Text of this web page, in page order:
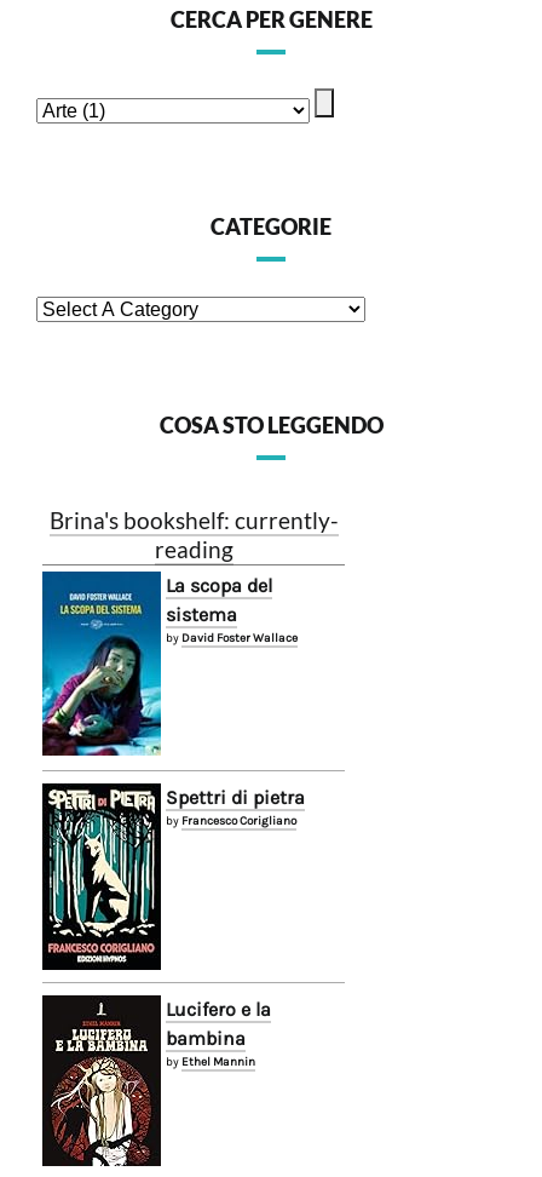
CERCA PER GENERE
CATEGORIE
COSA STO LEGGENDO
Brina's bookshelf: currently-
reading
La scopa del
sistema
by David Foster Wallace
Spettri di pietra
by Francesco Corigliano
Lucifero e la
bambina
by Ethel Mannin